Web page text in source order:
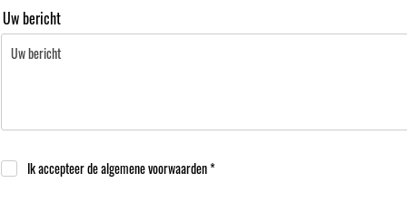
Uw bericht
Ik accepteer de algemene voorwaarden *